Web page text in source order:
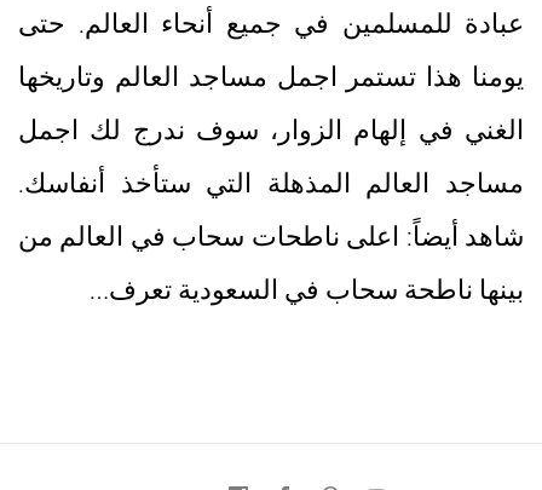
عبادة للمسلمين في جميع أنحاء العالم. حتى
يومنا هذا تستمر اجمل مساجد العالم وتاريخها
الغني في إلهام الزوار، سوف ندرج لك اجمل
مساجد العالم المذهلة التي ستأخذ أنفاسك.
شاهد أيضاً: اعلى ناطحات سحاب في العالم من
بينها ناطحة سحاب في السعودية تعرف…